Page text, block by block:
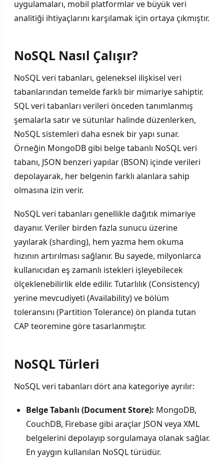
uygulamaları, mobil platformlar ve büyük veri
analitiği ihtiyaçlarını karşılamak için ortaya çıkmıştır.
NoSQL Nasıl Çalışır?
NoSQL veri tabanları, geleneksel ilişkisel veri
tabanlarından temelde farklı bir mimariye sahiptir.
SQL veri tabanları verileri önceden tanımlanmış
şemalarla satır ve sütunlar halinde düzenlerken,
NoSQL sistemleri daha esnek bir yapı sunar.
Örneğin MongoDB gibi belge tabanlı NoSQL veri
tabanı, JSON benzeri yapılar (BSON) içinde verileri
depolayarak, her belgenin farklı alanlara sahip
olmasına izin verir.
NoSQL veri tabanları genellikle dağıtık mimariye
dayanır. Veriler birden fazla sunucu üzerine
yayılarak (sharding), hem yazma hem okuma
hızının artırılması sağlanır. Bu sayede, milyonlarca
kullanıcıdan eş zamanlı istekleri işleyebilecek
ölçeklenebilirlik elde edilir. Tutarlılık (Consistency)
yerine mevcudiyeti (Availability) ve bölüm
toleransını (Partition Tolerance) ön planda tutan
CAP teoremine göre tasarlanmıştır.
NoSQL Türleri
NoSQL veri tabanları dört ana kategoriye ayrılır:
Belge Tabanlı (Document Store): MongoDB,
CouchDB, Firebase gibi araçlar JSON veya XML
belgelerini depolayıp sorgulamaya olanak sağlar.
En yaygın kullanılan NoSQL türüdür.